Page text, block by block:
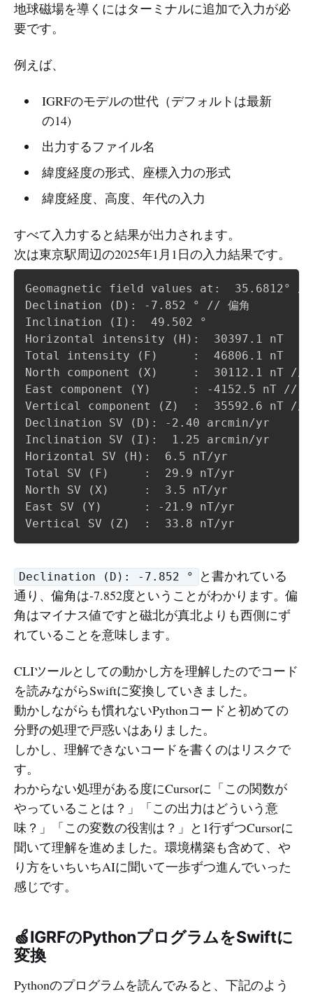
地球磁場を導くにはターミナルに追加で入力が必
要です。
例えば、
IGRFのモデルの世代（デフォルトは最新
の14)
出力するファイル名
緯度経度の形式、座標入力の形式
緯度経度、高度、年代の入力
すべて入力すると結果が出力されます。
次は東京駅周辺の2025年1月1日の入力結果です。
Geomagnetic field values at:  35.6812° /
Declination (D): -7.852 ° // 偏角
Inclination (I):  49.502 °
Horizontal intensity (H):  30397.1 nT
Total intensity (F)     :  46806.1 nT
North component (X)     :  30112.1 nT // 磁
East component (Y)      : -4152.5 nT // 磁場
Vertical component (Z)  :  35592.6 nT // 磁
Declination SV (D): -2.40 arcmin/yr
Inclination SV (I):  1.25 arcmin/yr
Horizontal SV (H):  6.5 nT/yr
Total SV (F)     :  29.9 nT/yr
North SV (X)     :  3.5 nT/yr
East SV (Y)      : -21.9 nT/yr
Declination (D): -7.852 °
と書かれている
通り、偏角は-7.852度ということがわかります。偏
角はマイナス値ですと磁北が真北よりも西側にず
れていることを意味します。
CLIツールとしての動かし方を理解したのでコード
を読みながらSwiftに変換していきました。
動かしながらも慣れないPythonコードと初めての
分野の処理で戸惑いはありました。
しかし、理解できないコードを書くのはリスクで
す。
わからない処理がある度にCursorに「この関数が
やっていることは？」「この出力はどういう意
味？」「この変数の役割は？」と1行ずつCursorに
聞いて理解を進めました。環境構築も含めて、や
り方をいちいちAIに聞いて一歩ずつ進んでいった
感じです。
🍏IGRFのPythonプログラムをSwiftに
変換
Pythonのプログラムを読んでみると、下記のよう